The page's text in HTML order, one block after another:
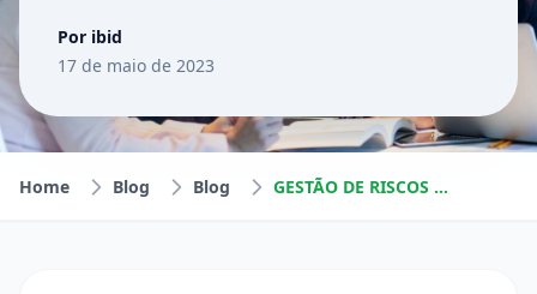
Por ibid
17 de maio de 2023
Home Blog Blog GESTÃO DE RISCOS – UMA VISÃO ABRANGENTE PARA COMPRAS